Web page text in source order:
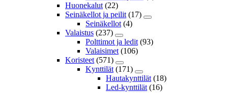
Huonekalut (22)
Seinäkellot ja peilit (17)
Seinäkellot (4)
Valaistus (237)
Polttimot ja ledit (93)
Valaisimet (106)
Koristeet (571)
Kynttilät (171)
Hautakynttilät (18)
Led-kynttilät (16)